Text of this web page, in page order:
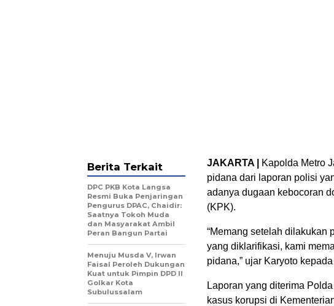
JAKARTA |
Kapolda Metro
pidana dari laporan polisi
adanya dugaan kebocoran
(KPK).
“Memang setelah dilakukan
yang diklarifikasi, kami
pidana,” ujar Karyoto
Laporan yang diterima
kasus korupsi di
Berita Terkait
DPC PKB Kota Langsa
Resmi Buka Penjaringan
Pengurus DPAC, Chaidir:
Saatnya Tokoh Muda
dan Masyarakat Ambil
Peran Bangun Partai
Menuju Musda V, Irwan
Faisal Peroleh Dukungan
Kuat untuk Pimpin DPD II
Golkar Kota
Subulussalam